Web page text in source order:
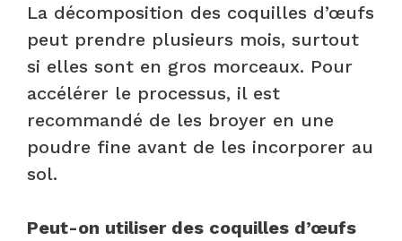
La décomposition des coquilles d’œufs
peut prendre plusieurs mois, surtout
si elles sont en gros morceaux. Pour
accélérer le processus, il est
recommandé de les broyer en une
poudre fine avant de les incorporer au
sol.​
Peut-on utiliser des coquilles d’œufs